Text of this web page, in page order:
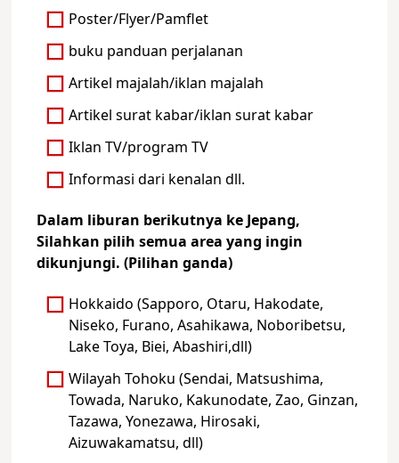
Poster/Flyer/Pamflet
buku panduan perjalanan
Artikel majalah/iklan majalah
Artikel surat kabar/iklan surat kabar
Iklan TV/program TV
Informasi dari kenalan dll.
Dalam liburan berikutnya ke Jepang,
Silahkan pilih semua area yang ingin
dikunjungi. (Pilihan ganda)
Hokkaido (Sapporo, Otaru, Hakodate,
Niseko, Furano, Asahikawa, Noboribetsu,
Lake Toya, Biei, Abashiri,dll)
Wilayah Tohoku (Sendai, Matsushima,
Towada, Naruko, Kakunodate, Zao, Ginzan,
Tazawa, Yonezawa, Hirosaki,
Aizuwakamatsu, dll)